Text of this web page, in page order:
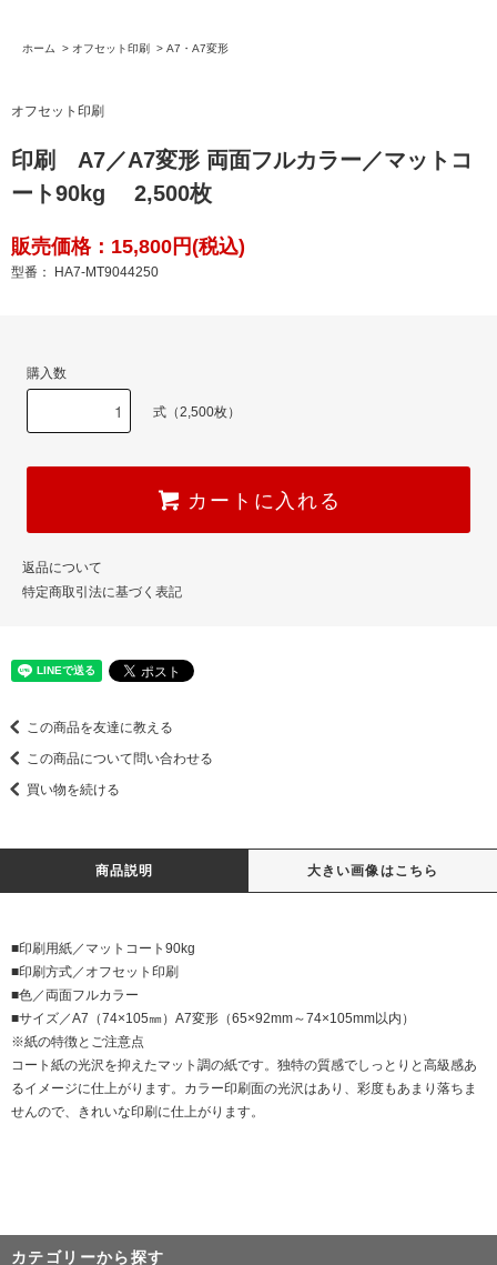
ホーム > オフセット印刷 > A7・A7変形
オフセット印刷
印刷 A7／A7変形 両面フルカラー／マットコ
ート90kg 2,500枚
販売価格：15,800円(税込)
型番： HA7-MT9044250
購入数
式（2,500枚）
カートに入れる
返品について
特定商取引法に基づく表記
この商品を友達に教える
この商品について問い合わせる
買い物を続ける
商品説明 大きい画像はこちら
■印刷用紙／マットコート90kg
■印刷方式／オフセット印刷
■色／両面フルカラー
■サイズ／A7（74×105㎜）A7変形（65×92mm～74×105mm以内）
※紙の特徴とご注意点
コート紙の光沢を抑えたマット調の紙です。独特の質感でしっとりと高級感あ
るイメージに仕上がります。カラー印刷面の光沢はあり、彩度もあまり落ちま
せんので、きれいな印刷に仕上がります。
カテゴリーから探す